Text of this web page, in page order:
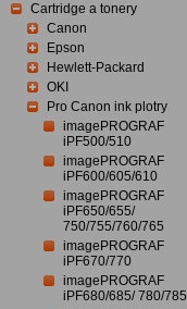
Cartridge a tonery
Canon
Epson
Hewlett-Packard
OKI
Pro Canon ink plotry
imagePROGRAF
iPF500/510
imagePROGRAF
iPF600/605/610
imagePROGRAF
iPF650/655/
750/755/760/765
imagePROGRAF
iPF670/770
imagePROGRAF
iPF680/685/ 780/785